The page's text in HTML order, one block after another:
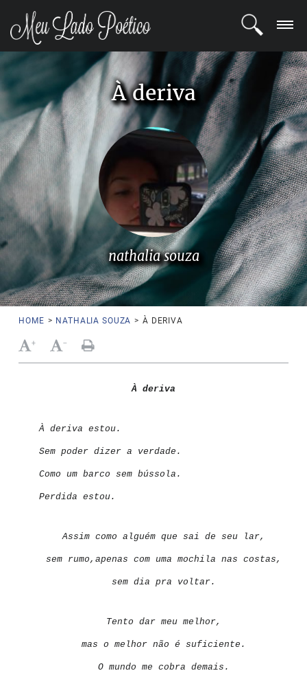
REGISTRO
POETAS
BLOG
COMUNIDADE
À deriva
nathalia souza
HOME > NATHALIA SOUZA > À DERIVA
+ -
À deriva
À deriva estou.
Sem poder dizer a verdade.
Como um barco sem bússola.
Perdida estou.
Assim como alguém que sai de seu lar,
sem rumo, apenas com uma mochila nas costas,
sem dia pra voltar.
Tento dar meu melhor,
mas o melhor não é suficiente.
O mundo me cobra demais.